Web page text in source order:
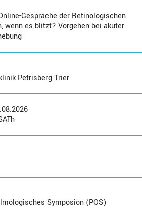
Gespräche der Retinologischen
wenn es blitzt? Vorgehen bei akuter
Petrisberg Trier
Symposion (POS)